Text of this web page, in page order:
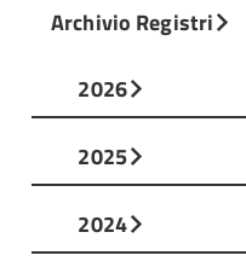
Archivio Registri
2026
2025
2024